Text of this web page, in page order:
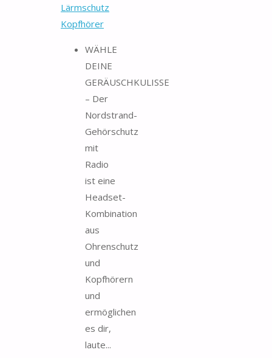
Lärmschutz
Kopfhörer
WÄHLE
DEINE
GERÄUSCHKULISSE
– Der
Nordstrand-
Gehörschutz
mit
Radio
ist eine
Headset-
Kombination
aus
Ohrenschutz
und
Kopfhörern
und
ermöglichen
es dir,
laute...